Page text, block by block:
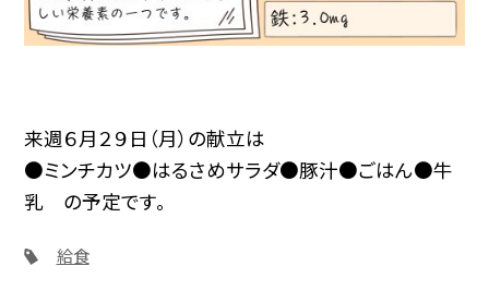
来週６月２９日（月）の献立は
●ミンチカツ●はるさめサラダ●豚汁●ごはん●牛
乳 の予定です。
給食